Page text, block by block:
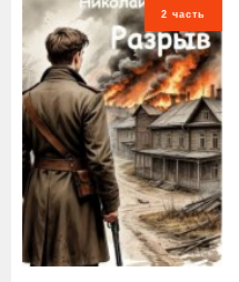
2 часть